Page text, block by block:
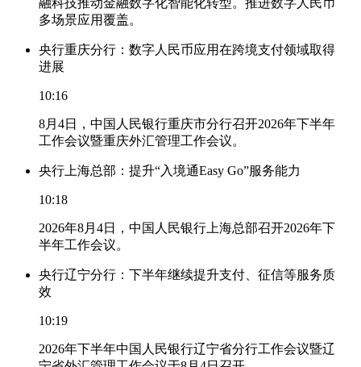
多场景应用覆盖。
央行重庆分行：数字人民币应用在跨境支付领域取得
进展
10:16
8月4日，中国人民银行重庆市分行召开2026年下半年
工作会议暨重庆外汇管理工作会议。
央行上海总部：提升“入境通Easy Go”服务能力
10:18
2026年8月4日，中国人民银行上海总部召开2026年下
半年工作会议。
央行辽宁分行：下半年继续提升支付、征信等服务质
效
10:19
2026年下半年中国人民银行辽宁省分行工作会议暨辽